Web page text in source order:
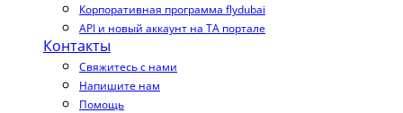
Корпоративная программа flydubai
API и новый аккаунт на TA портале
Контакты
Свяжитесь с нами
Напишите нам
Помощь